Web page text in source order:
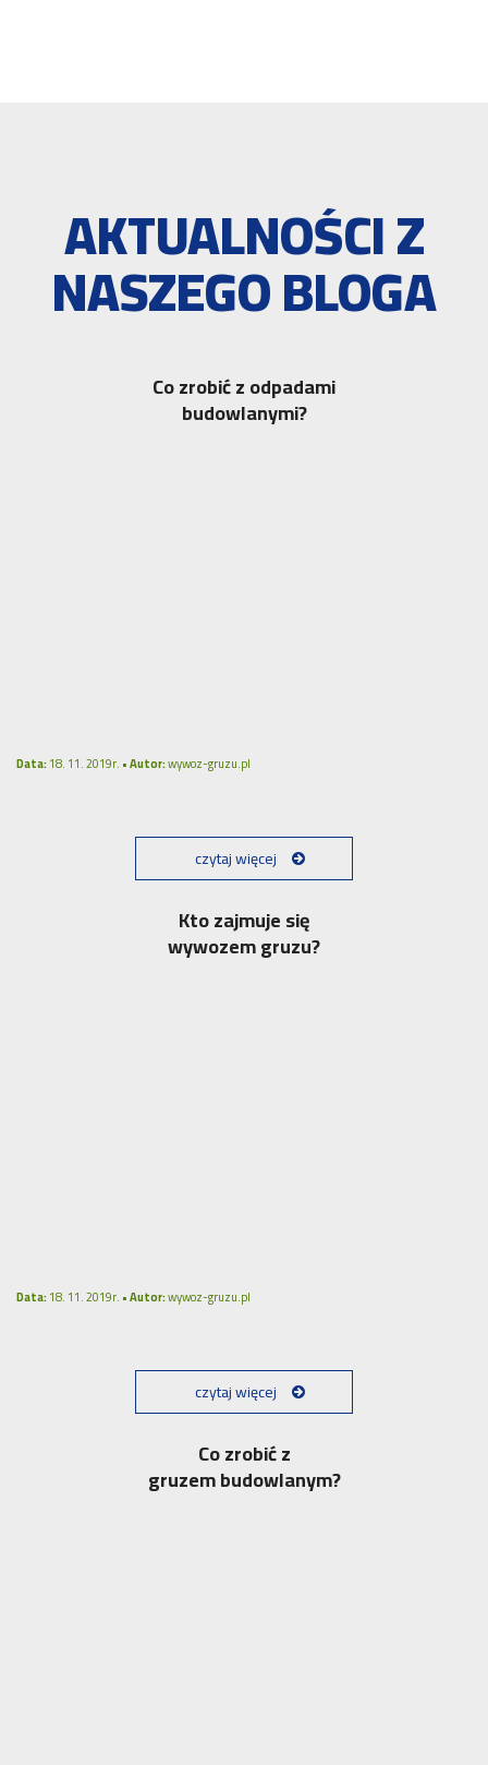
AKTUALNOŚCI Z
NASZEGO BLOGA
Co zrobić z odpadami
budowlanymi?
Data:18. 11. 2019r. •Autor:wywoz-gruzu.pl
czytaj więcej
Kto zajmuje się
wywozem gruzu?
Data:18. 11. 2019r. •Autor:wywoz-gruzu.pl
czytaj więcej
Co zrobić z
gruzem budowlanym?